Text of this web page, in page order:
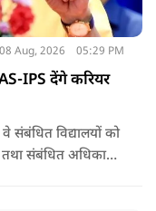
08 Aug, 2026 05:29 PM
IPS देंगे करियर
संबंधित विद्यालयों को
संबंधित अधिकारी